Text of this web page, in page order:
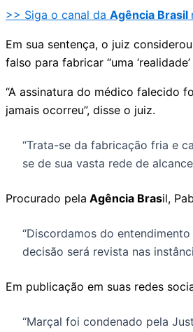
>> Siga o canal da Agência Brasil
Em sua sentença, o juiz
falso para fabricar “uma
“A assinatura do médico falecido
jamais ocorreu”, disse o juiz.
“Trata-se da fabricação fria e
se de sua vasta rede de
Procurado pela Agência Brasil,
“Discordamos do
decisão será revista nas
Em publicação em suas redes
“Marçal foi condenado pela